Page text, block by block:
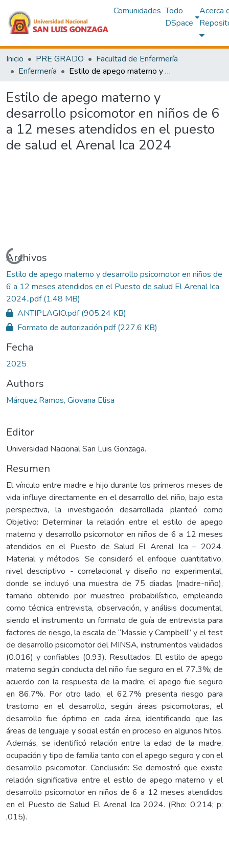
Comunidades Todo
DSpace
Acerca
Inicio PRE GRADO
Facultad de Enfermería
Enfermería
Estilo de apego materno y desarrollo psicomotor en niños de 6 a 12 meses atendidos en el puesto de salud el Arenal Ica 2024
Estilo de apego materno y
desarrollo psicomotor en niños de 6
a 12 meses atendidos en el puesto
de salud el Arenal Ica 2024
Cargando...
Archivos
Estilo de apego materno y desarrollo psicomotor en niños de
6 a 12 meses atendidos en el Puesto de salud El Arenal Ica
2024..pdf(1.48 MB)
ANTIPLAGIO.pdf(905.24 KB)
Formato de autorización.pdf(227.6 KB)
Fecha
2025
Authors
Márquez Ramos, Giovana Elisa
Editor
Universidad Nacional San Luis Gonzaga.
Resumen
El vínculo entre madre e hijo durante los primeros meses de
vida influye directamente en el desarrollo del niño, bajo esta
perspectiva, la investigación desarrollada planteó como
Objetivo: Determinar la relación entre el estilo de apego
materno y desarrollo psicomotor en niños de 6 a 12 meses
atendidos en el Puesto de Salud El Arenal Ica – 2024.
Material y métodos: Se consideró el enfoque cuantitativo,
nivel descriptivo - correlacional y diseño no experimental,
donde se incluyó una muestra de 75 diadas (madre-niño),
tamaño obtenido por muestreo probabilístico, empleando
como técnica entrevista, observación, y análisis documental,
siendo el instrumento un formato de guía de entrevista para
factores de riesgo, la escala de “Massie y Campbell” y el test
de desarrollo psicomotor del MINSA, instrumentos validados
(0.016) y confiables (0.93). Resultados: El estilo de apego
materno según conducta del niño fue seguro en el 77.3%; de
acuerdo con la respuesta de la madre, el apego fue seguro
en 86.7%. Por otro lado, el 62.7% presenta riesgo para
trastorno en el desarrollo, según áreas psicomotoras, el
desarrollo fue óptimo en cada área, identificando que las
áreas de lenguaje y social están en proceso en algunos hitos.
Además, se identificó relación entre la edad de la madre,
ocupación y tipo de familia tanto con el apego seguro y con el
desarrollo psicomotor. Conclusión: Se demostró que existe
relación significativa entre el estilo de apego materno y el
desarrollo psicomotor en niños de 6 a 12 meses atendidos
en el Puesto de Salud El Arenal Ica 2024. (Rho: 0,214; p:
,015).